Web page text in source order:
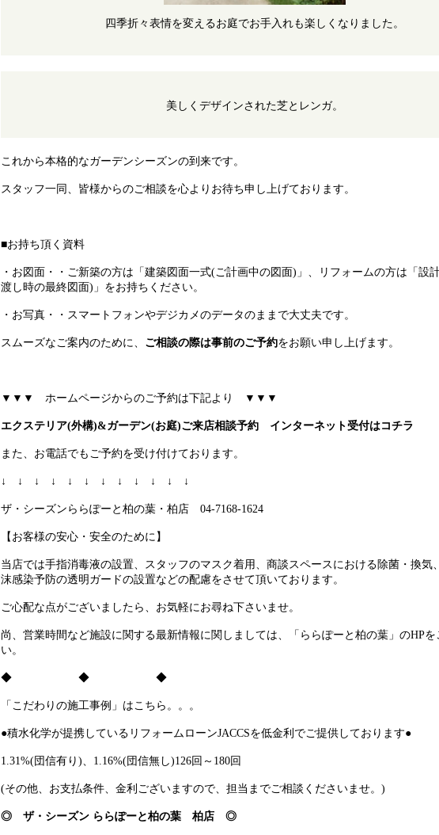
四季折々表情を変えるお庭でお手入れも楽しくなりました。
美しくデザインされた芝とレンガ。
これから本格的なガーデンシーズンの到来です。
スタッフ一同、皆様からのご相談を心よりお待ち申し上げております。
■お持ち頂く資料
・お図面・・ご新築の方は「建築図面一式(ご計画中の図面)」、リフォームの方は「設
渡し時の最終図面)」をお持ちください。
・お写真・・スマートフォンやデジカメのデータのままで大丈夫です。
スムーズなご案内のために、 ご相談の際は事前のご予約をお願い申し上げます。
▼▼▼ ホームページからのご予約は下記より ▼▼▼
エクステリア(外構)&ガーデン(お庭)ご来店相談予約 インターネット受付はコチラ
また、お電話でもご予約を受け付けております。
↓ ↓ ↓ ↓ ↓ ↓ ↓ ↓ ↓ ↓ ↓ ↓
ザ・シーズンららぽーと柏の葉・柏店 04-7168-1624
【お客様の安心・安全のために】
当店では手指消毒液の設置、スタッフのマスク着用、商談スペースにおける除菌・換気
沫感染予防の透明ガードの設置などの配慮をさせて頂いております。
ご心配な点がございましたら、お気軽にお尋ね下さいませ。
尚、営業時間など施設に関する最新情報に関しましては 、「ららぽーと柏の葉」 のHPを
い。
◆ ◆ ◆
「こだわりの施工事例」はこちら。。。
●積水化学が提携しているリフォームローンJACCSを低金利でご提供しております●
1.31%(団信有り)、1.16%(団信無し)126回～180回
(その他、お支払条件、金利ございますので、担当までご相談くださいませ。)
◎ ザ・シーズン ららぽーと柏の葉 柏店 ◎